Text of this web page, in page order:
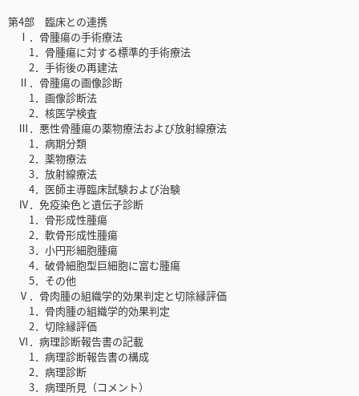
第4部 臨床との連携
Ⅰ．骨腫瘍の手術療法
1．骨腫瘍に対する標準的手術療法
2．手術後の再建法
Ⅱ．骨腫瘍の画像診断
1．画像診断法
2．核医学検査
Ⅲ．悪性骨腫瘍の薬物療法および放射線療法
1．病期分類
2．薬物療法
3．放射線療法
4．医師主導臨床試験および治験
Ⅳ．免疫染色と遺伝子診断
1．骨形成性腫瘍
2．軟骨形成性腫瘍
3．小円形細胞腫瘍
4．破骨細胞型巨細胞に富む腫瘍
5．その他
Ⅴ．骨肉腫の組織学的効果判定と切除縁評価
1．骨肉腫の組織学的効果判定
2．切除縁評価
Ⅵ．病理診断報告書の記載
1．病理診断報告書の構成
2．病理診断
3．病理所見（コメント）